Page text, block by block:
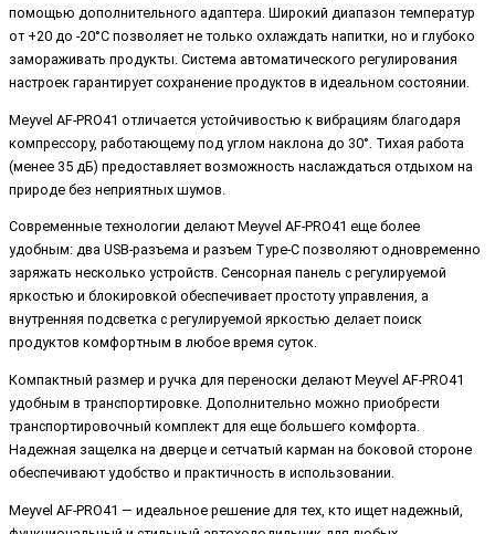
помощью дополнительного адаптера. Широкий диапазон температур
от +20 до -20°С позволяет не только охлаждать напитки, но и глубоко
замораживать продукты. Система автоматического регулирования
настроек гарантирует сохранение продуктов в идеальном состоянии.
Meyvel AF-PRO41 отличается устойчивостью к вибрациям благодаря
компрессору, работающему под углом наклона до 30°. Тихая работа
(менее 35 дБ) предоставляет возможность наслаждаться отдыхом на
природе без неприятных шумов.
Современные технологии делают Meyvel AF-PRO41 еще более
удобным: два USB-разъема и разъем Type-C позволяют одновременно
заряжать несколько устройств. Сенсорная панель с регулируемой
яркостью и блокировкой обеспечивает простоту управления, а
внутренняя подсветка с регулируемой яркостью делает поиск
продуктов комфортным в любое время суток.
Компактный размер и ручка для переноски делают Meyvel AF-PRO41
удобным в транспортировке. Дополнительно можно приобрести
транспортировочный комплект для еще большего комфорта.
Надежная защелка на дверце и сетчатый карман на боковой стороне
обеспечивают удобство и практичность в использовании.
Meyvel AF-PRO41 — идеальное решение для тех, кто ищет надежный,